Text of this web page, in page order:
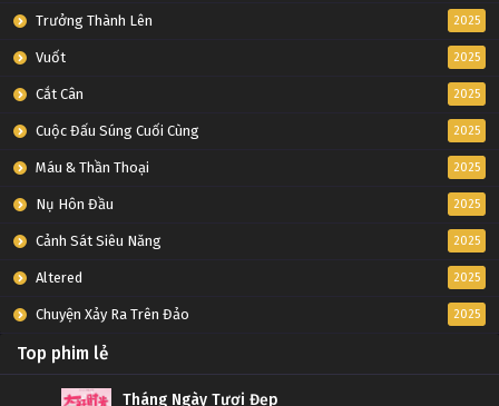
Trưởng Thành Lên 2025
Vuốt 2025
Cắt Cân 2025
Cuộc Đấu Súng Cuối Cùng 2025
Máu & Thần Thoại 2025
Nụ Hôn Đầu 2025
Cảnh Sát Siêu Năng 2025
Altered 2025
Chuyện Xảy Ra Trên Đảo 2025
Top phim lẻ
Tháng Ngày Tươi Đẹp